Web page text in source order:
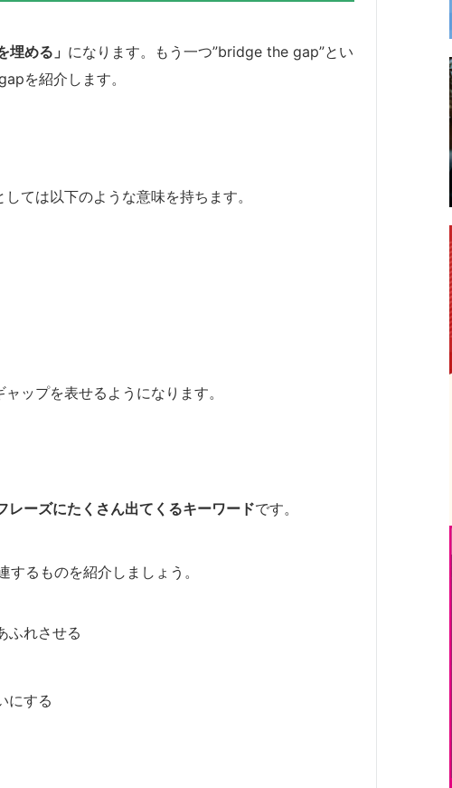
める」 になります。もう一つ”bridge the gap”とい
を紹介します。
ては以下のような意味を持ちます。
ップを表せるようになります。
レーズにたくさん出てくるキーワードです。
るものを紹介しましょう。
ふれさせる
にする